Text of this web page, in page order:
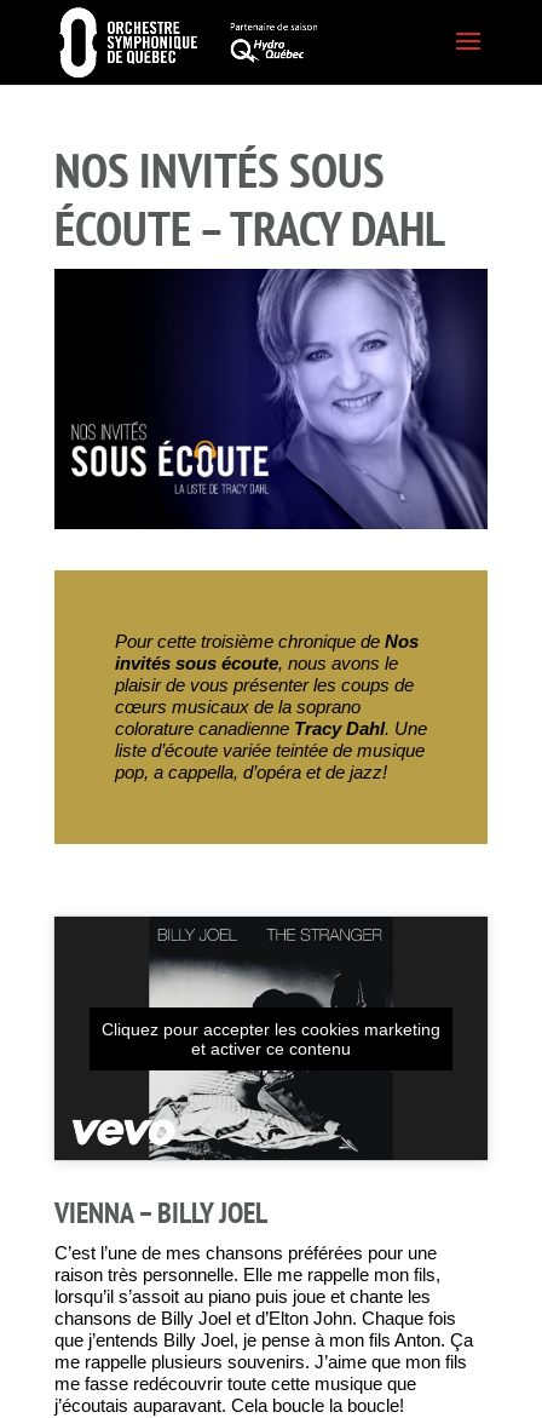
NOS INVITÉS SOUS
ÉCOUTE – TRACY DAHL
Pour cette troisième chronique de Nos
invités sous écoute, nous avons le
plaisir de vous présenter les coups de
cœurs musicaux de la soprano
colorature canadienne Tracy Dahl. Une
liste d’écoute variée teintée de musique
pop, a cappella, d’opéra et de jazz!
Cliquez pour accepter les cookies marketing
et activer ce contenu
VIENNA – BILLY JOEL
C’est l’une de mes chansons préférées pour une
raison très personnelle. Elle me rappelle mon fils,
lorsqu’il s’assoit au piano puis joue et chante les
chansons de Billy Joel et d’Elton John. Chaque fois
que j’entends Billy Joel, je pense à mon fils Anton. Ça
me rappelle plusieurs souvenirs. J’aime que mon fils
me fasse redécouvrir toute cette musique que
j’écoutais auparavant. Cela boucle la boucle!